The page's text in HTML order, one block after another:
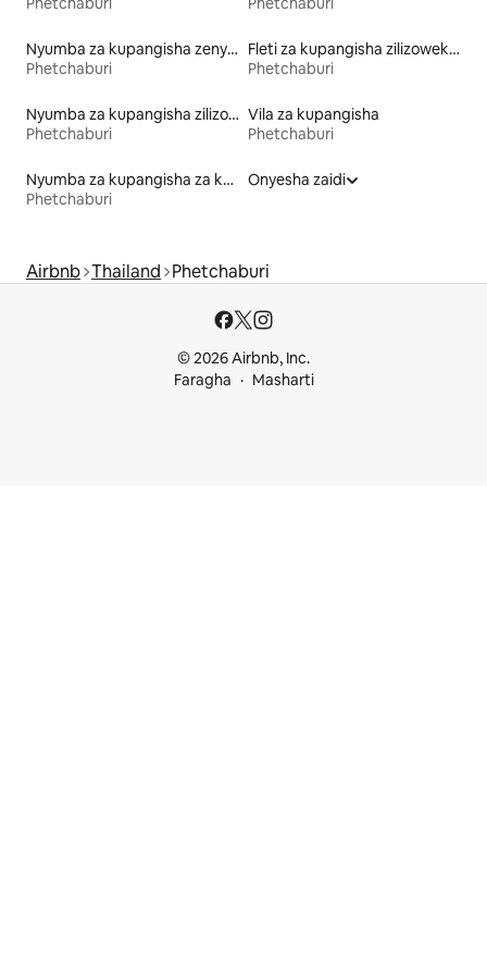
umepata sifa kama mojawapo ya
pamoja na kozi zake zilizotunzwa vizuri
na mandhari nzuri ya pwani. Cha-Am na
kilomita 15, kuanzia Cha-Am na kuenea
hadi Hua Hin. Kuna vivutio vingi katika
maeneo maarufu katika Jiji la Hua Hin na
Phetchaburi.
Nyumba za kupangisha zenye mabwawa
Phetchaburi
Fleti za kupangisha zilizowekewa huduma
Phetchaburi
Nyumba za kupangisha zilizo na sauna
Phetchaburi
Vila za kupangisha
Phetchaburi
Nyumba za kupangisha za kulala wageni
Phetchaburi
Onyesha zaidi
Airbnb Thailand Phetchaburi
© 2026 Airbnb, Inc.
Faragha
Masharti